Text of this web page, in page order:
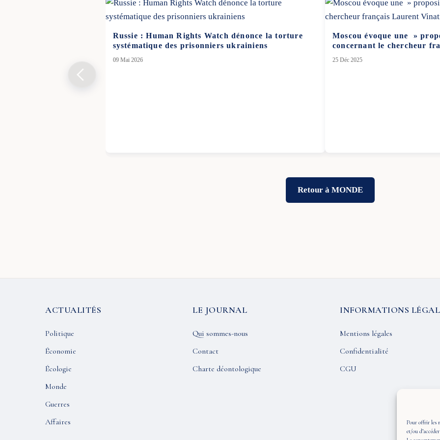
Pour offrir les
et/ou
Russie : Human Rights Watch dénonce la torture
systématique des prisonniers ukrainiens
09 Mai 2026
Moscou évoque une »
concernant le chercheur
25 Déc 2025
Retour à MONDE
ACTUALITÉS
Politique
Économie
Écologie
Monde
Guerres
Affaires
LE JOURNAL
Qui sommes-nous
Contact
Charte déontologique
INFORMATIONS
Mentions légales
Confidentialité
CGU